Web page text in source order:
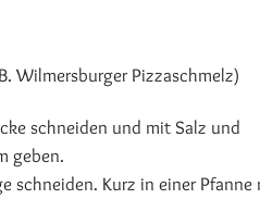
Wilmersburger Pizzaschmelz)
schneiden und mit Salz und
geben.
schneiden. Kurz in einer Pfanne